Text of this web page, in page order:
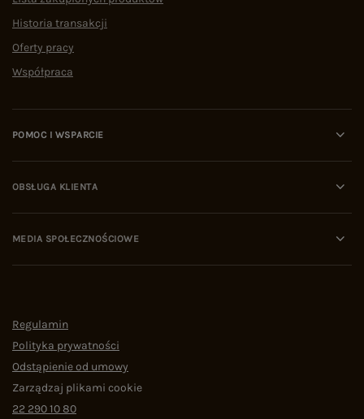
Historia transakcji
Oferty pracy
Współpraca
POMOC I WSPARCIE
OBSŁUGA KLIENTA
MEDIA SPOŁECZNOŚCIOWE
Regulamin
Polityka prywatności
Odstąpienie od umowy
Zarządzaj plikami cookie
22 290 10 80